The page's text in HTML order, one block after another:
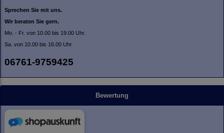
Sprechen Sie mit uns.
Wir beraten Sie gern.
Mo. - Fr. von 10.00 bis 19.00 Uhr.
Sa. von 10.00 bis 16.00 Uhr
06761-9759425
Bewertung